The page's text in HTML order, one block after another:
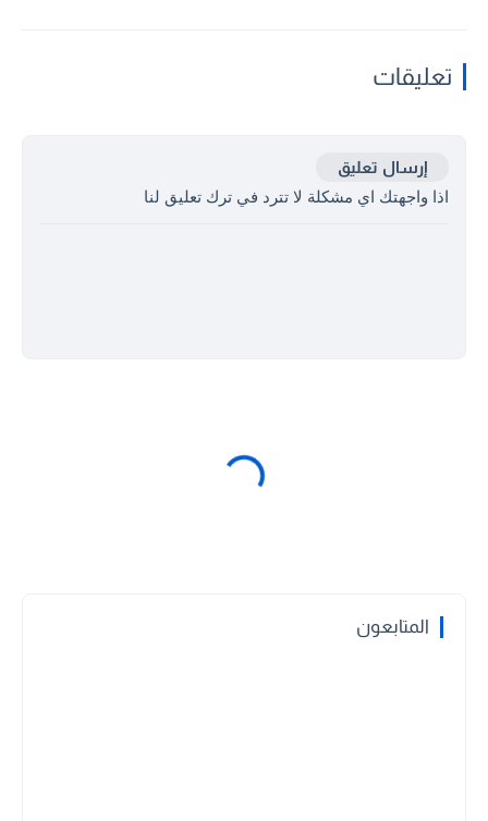
تعليقات
إرسال تعليق
اذا واجهتك اي مشكلة لا تترد في ترك تعليق لنا
المتابعون